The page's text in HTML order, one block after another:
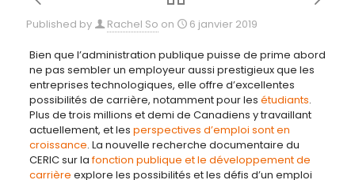
Published by Rachel So on 6 janvier 2019
Bien que l’administration publique puisse de prime abord
ne pas sembler un employeur aussi prestigieux que les
entreprises technologiques, elle offre d’excellentes
possibilités de carrière, notamment pour les étudiants.
Plus de trois millions et demi de Canadiens y travaillant
actuellement, et les perspectives d’emploi sont en
croissance. La nouvelle recherche documentaire du
CERIC sur lafonction publique et le développement de
carrière explore les possibilités et les défis d’un emploi